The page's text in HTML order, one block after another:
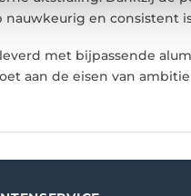
en consistent
met bijpassende
aan de eisen van